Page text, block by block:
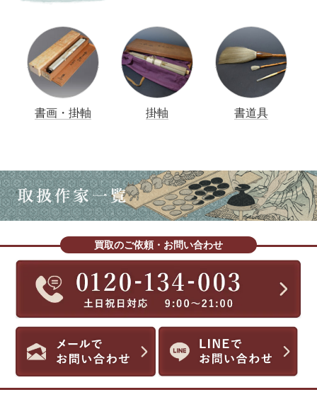
書画・掛軸 掛軸 書道具
買取のご依頼・お問い合わせ